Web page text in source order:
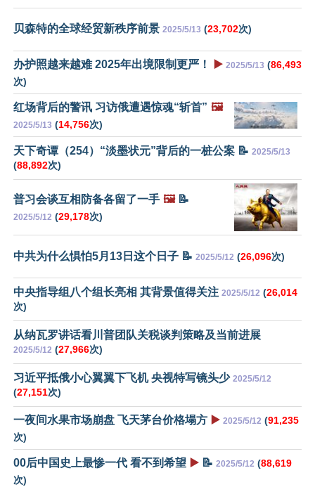
贝森特的全球经贸新秩序前景 2025/5/13 (23,702次)
办护照越来越难 2025年出境限制更严！ ▶️ 2025/5/13 (86,493
次)
红场背后的警讯 习访俄遭遇惊魂“斩首” 🖼️
2025/5/13 (14,756次)
天下奇谭（254）“淡墨状元”背后的一桩公案 📝 2025/5/13
(88,892次)
普习会谈互相防备各留了一手 🖼️📝
2025/5/12 (29,178次)
中共为什么惧怕5月13日这个日子 📝 2025/5/12 (26,096次)
中央指导组八个组长亮相 其背景值得关注 2025/5/12 (26,014
次)
从纳瓦罗讲话看川普团队关税谈判策略及当前进展
2025/5/12 (27,966次)
习近平抵俄小心翼翼下飞机 央视特写镜头少 2025/5/12
(27,151次)
一夜间水果市场崩盘 飞天茅台价格塌方 ▶️ 2025/5/12 (91,235
次)
00后中国史上最惨一代 看不到希望 ▶️ 📝 2025/5/12 (88,619
次)